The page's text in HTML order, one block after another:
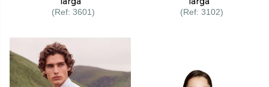
3601 3102